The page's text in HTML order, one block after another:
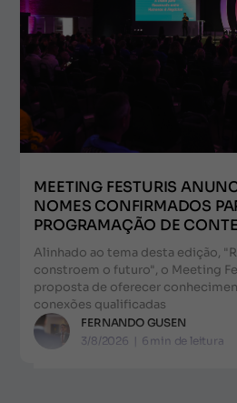
MEETING FESTURIS
NOMES CONFIRMADOS
PROGRAMAÇÃO DE
Alinhado ao tema desta edição,
constroem o futuro", o Meeting
proposta de oferecer
conexões qualificadas
FERNANDO GUSEN
3/8/2026 | 6 min de leitura